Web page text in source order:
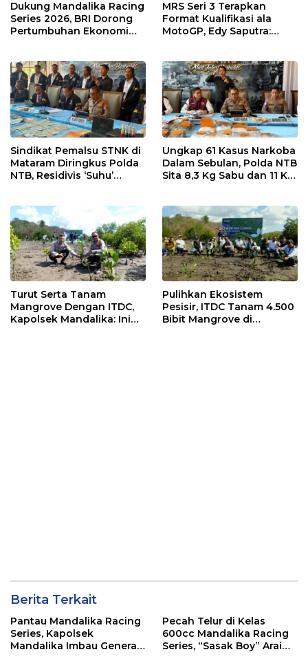
Dukung Mandalika Racing
Series 2026, BRI Dorong
Pertumbuhan Ekonomi
MRS Seri 3 Terapkan
Format Kualifikasi ala
MotoGP, Edy Saputra:
Sindikat Pemalsu STNK di
Mataram Diringkus Polda
NTB, Residivis ‘Suhu’
Ungkap 61 Kasus Narkoba
Dalam Sebulan, Polda NTB
Sita 8,3 Kg Sabu dan 11 Kg
Turut Serta Tanam
Mangrove Dengan ITDC,
Kapolsek Mandalika: Ini
Pulihkan Ekosistem
Pesisir, ITDC Tanam 4.500
Bibit Mangrove di
Berita Terkait
Pantau Mandalika Racing
Series, Kapolsek
Mandalika Imbau Generasi
Pecah Telur di Kelas
600cc Mandalika Racing
Series, “Sasak Boy” Arai